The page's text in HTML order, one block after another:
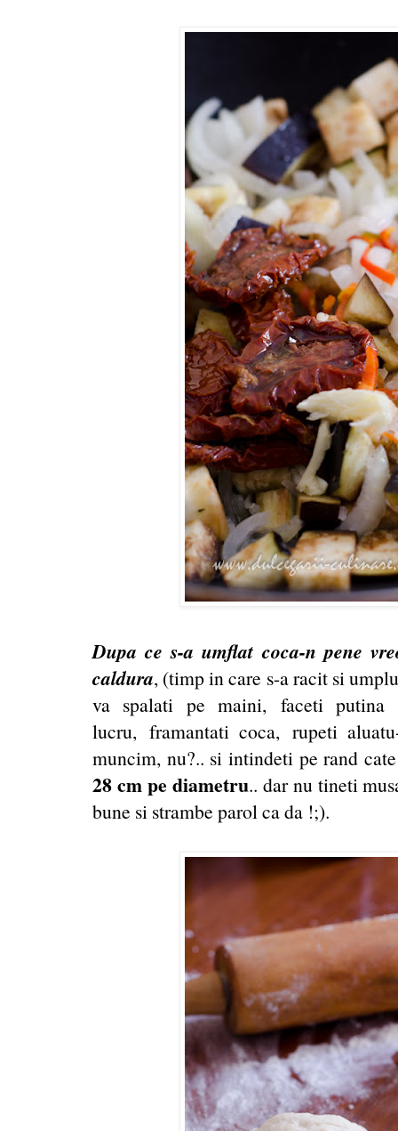
Dupa ce s-a umflat coca-n pene
caldura, (timp in care s-a racit si
va spalati pe maini, faceti
lucru, framantati coca, rupeti
muncim, nu?.. si intindeti pe rand
28 cm pe diametru.. dar nu tineti
bune si strambe parol ca da !;).